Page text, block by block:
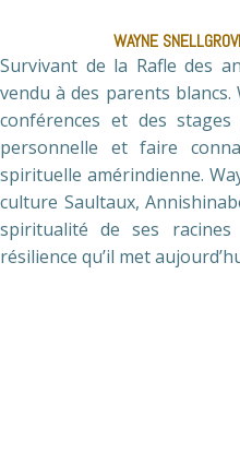
WAYNE
Survivant de la Rafle des
vendu à des parents
conférences et des
personnelle et faire
spirituelle amérindienne.
culture Saultaux,
spiritualité de ses
résilience qu’il met